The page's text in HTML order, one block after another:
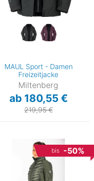
MAUL Sport - Damen
Freizeitjacke
Miltenberg
ab 180,55 €
219,95 €
bis -50%